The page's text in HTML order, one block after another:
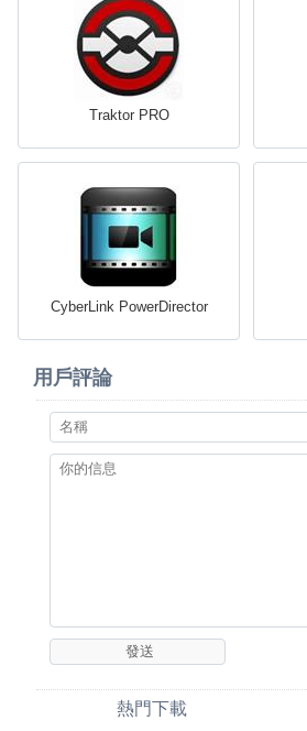
Traktor PRO
CyberLink PowerDirector
用戶評論
熱門下載